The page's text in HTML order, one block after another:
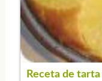
Receta de